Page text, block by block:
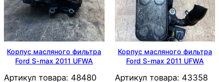
Корпус масляного фильтра
Ford S-max 2011 UFWA
Артикул товара: 48480
Корпус масляного фильтра
Ford S-max 2011 UFWA
Артикул товара: 43358